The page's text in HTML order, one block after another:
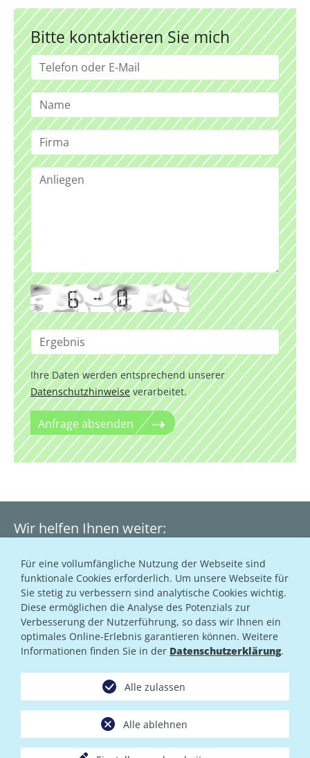
Bitte kontaktieren Sie mich
Ihre Daten werden entsprechend unserer
Datenschutzhinweiseverarbeitet.
Anfrage absenden
Wir helfen Ihnen weiter:
+49 351 21322-22
support@dsi.net
Unser Support Team erreichen Sie während der
Geschäftszeiten Montag – Freitag von 8:00 bis 18:00 Uhr
richten sich ausschließlich an gewerbliche Nutzer.
Alle Preisangaben netto zzgl. Umsatzsteuer
Datenschutzhinweise
Für eine vollumfängliche Nutzung der Webseite sind
funktionale Cookies erforderlich. Um unsere Webseite für
Sie stetig zu verbessern sind analytische Cookies wichtig.
Diese ermöglichen die Analyse des Potenzials zur
Verbesserung der Nutzerführung, so dass wir Ihnen ein
optimales Online-Erlebnis garantieren können. Weitere
Informationen finden Sie in der Datenschutzerklärung.
Alle ablehnen
Alle zulassen